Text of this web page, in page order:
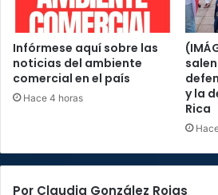
Infórmese aquí sobre las
noticias del ambiente
comercial en el país
Hace 4 horas
y la
Rica
Por Claudia González Rojas